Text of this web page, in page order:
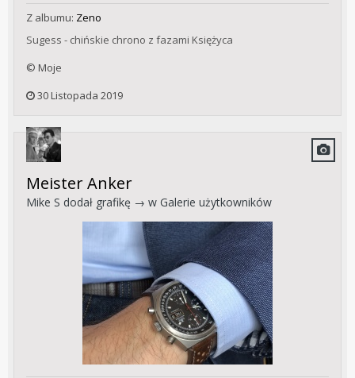
Z albumu: Zeno
Sugess - chińskie chrono z fazami Księżyca
© Moje
30 Listopada 2019
Meister Anker
Mike S dodał grafikę → w Galerie użytkowników